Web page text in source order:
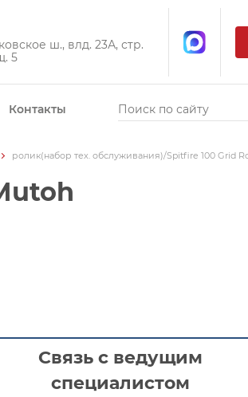
ш., влд. 23А, стр.
5
Контакты
ролик(набор тех. обслуживания)/Spitfire 100 Grid
Связь с ведущим
специалистом